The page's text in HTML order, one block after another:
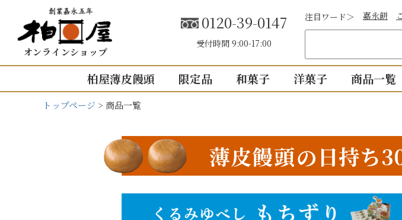
オンラインショップ
0120-39-0147
受付時間 9:00-17:00
注目ワード＞ 嘉永餅
柏屋薄皮饅頭
こしあん
8個入り
5個入り
8個入り
限定品 和菓子 洋菓子 商品一覧
全商品
結婚内祝い
結婚式引き出物
快気祝い
結婚祝い
出産祝い
その他のお
トップページ 商品一覧